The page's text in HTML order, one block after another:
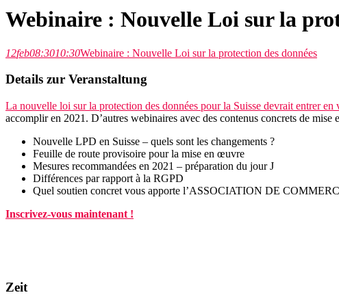
Webinaire : Nouvelle Loi sur la
12feb08:3010:30Webinaire : Nouvelle Loi sur la protection des données
Details zur Veranstaltung
La nouvelle loi sur la protection des données pour la Suisse devrait entrer en
accomplir en 2021. D’autres webinaires avec des contenus concrets de
Nouvelle LPD en Suisse – quels sont les changements ?
Feuille de route provisoire pour la mise en œuvre
Mesures recommandées en 2021 – préparation du jour J
Différences par rapport à la RGPD
Quel soutien concret vous apporte l’ASSOCIATION DE
Inscrivez-vous maintenant !
Zeit